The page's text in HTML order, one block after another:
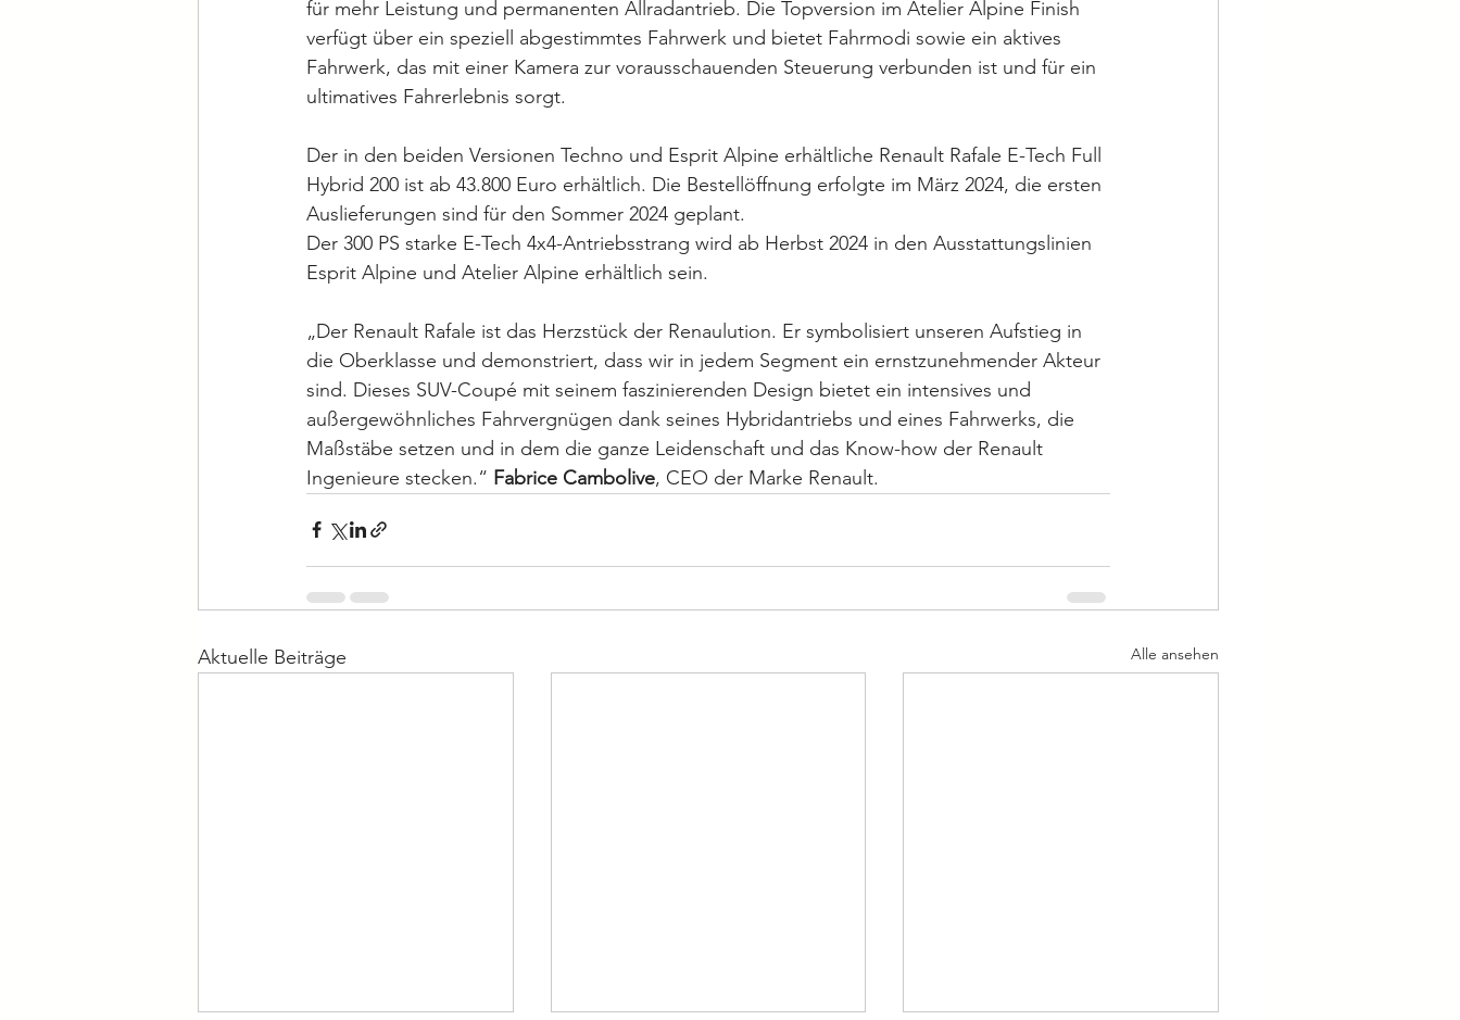
für mehr Leistung und permanenten Allradantrieb. Die Topversion im Atelier Alpine Finish
verfügt über ein speziell abgestimmtes Fahrwerk und bietet Fahrmodi sowie ein aktives
Fahrwerk, das mit einer Kamera zur vorausschauenden Steuerung verbunden ist und für ein
ultimatives Fahrerlebnis sorgt.
Der in den beiden Versionen Techno und Esprit Alpine erhältliche Renault Rafale E-Tech Full
Hybrid 200 ist ab 43.800 Euro erhältlich. Die Bestellöffnung erfolgte im März 2024, die ersten
Auslieferungen sind für den Sommer 2024 geplant.
Der 300 PS starke E-Tech 4x4-Antriebsstrang wird ab Herbst 2024 in den Ausstattungslinien
Esprit Alpine und Atelier Alpine erhältlich sein.
„Der Renault Rafale ist das Herzstück der Renaulution. Er symbolisiert unseren Aufstieg in
die Oberklasse und demonstriert, dass wir in jedem Segment ein ernstzunehmender Akteur
sind. Dieses SUV-Coupé mit seinem faszinierenden Design bietet ein intensives und
außergewöhnliches Fahrvergnügen dank seines Hybridantriebs und eines Fahrwerks, die
Maßstäbe setzen und in dem die ganze Leidenschaft und das Know-how der Renault
Ingenieure stecken.“ Fabrice Cambolive, CEO der Marke Renault.
Aktuelle Beiträge Alle ansehen